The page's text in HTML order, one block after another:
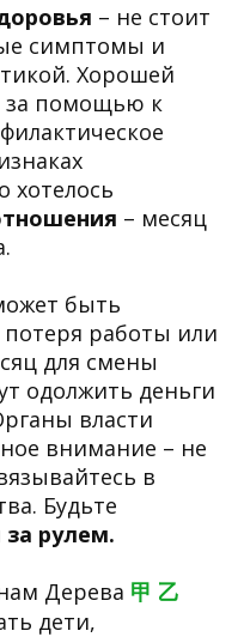
– не стоит
симптомы и
Хорошей
за помощью к
хотелось
– месяц
быть
работы или
для смены
одолжить деньги
власти
внимание – не
в
Будьте
рулем.
Дерева 甲 乙
дети,